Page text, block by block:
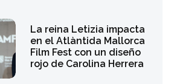
La reina Letizia impacta
en el Atlàntida Mallorca
Film Fest con un diseño
rojo de Carolina Herrera